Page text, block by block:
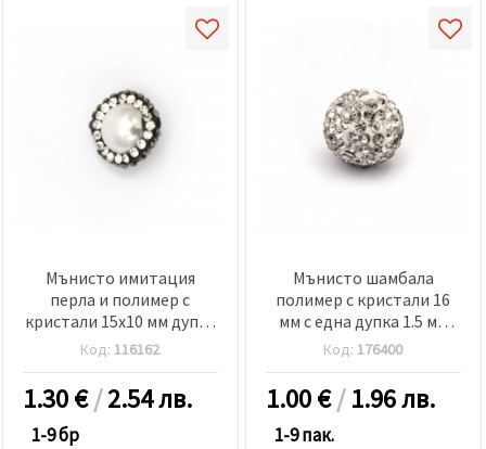
Мънисто имитация
перла и полимер с
кристали 15x10 мм дупка
2 мм
Код: 116162
1.30€/2.54 лв.
1-9 бр
Мънисто шамбала
полимер с кристали 16
мм с една дупка 1.5 мм
бяло
Код: 176400
1.00€/1.96 лв.
1-9 пак.